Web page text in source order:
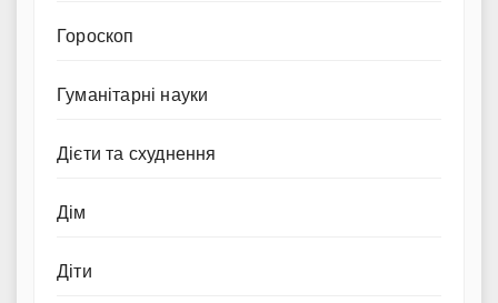
Гороскоп
Гуманітарні науки
Дієти та схуднення
Дім
Діти